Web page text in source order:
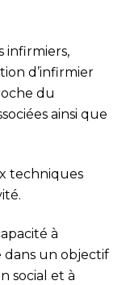
infirmiers,
d’infirmier
du
ainsi que
techniques
à
dans un objectif
social et à